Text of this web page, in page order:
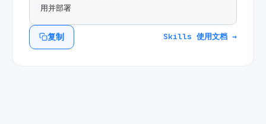
用并部署
复制 Skills 使用文档 →